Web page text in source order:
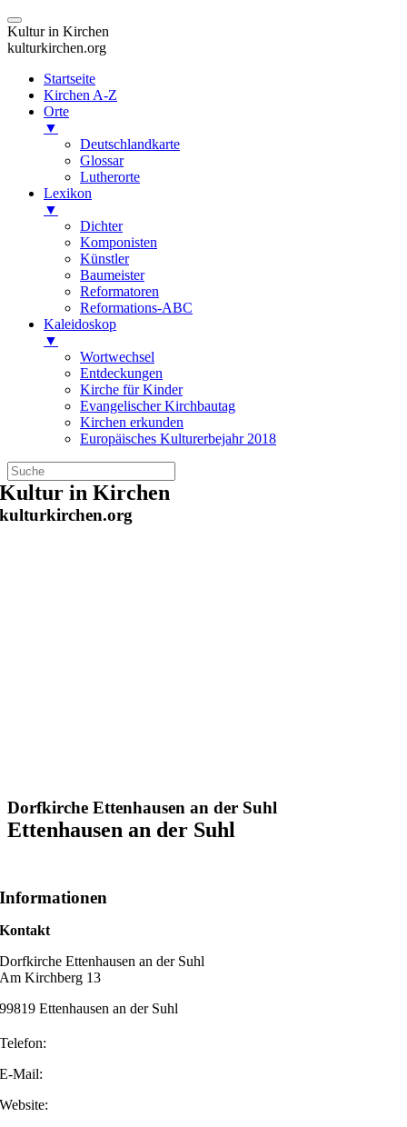
Kultur in Kirchen
kulturkirchen.org
Startseite
Kirchen A-Z
Orte
▼
Deutschlandkarte
Glossar
Lutherorte
Lexikon
▼
Dichter
Komponisten
Künstler
Baumeister
Reformatoren
Reformations-ABC
Kaleidoskop
▼
Wortwechsel
Entdeckungen
Kirche für Kinder
Evangelischer Kirchbautag
Kirchen erkunden
Europäisches Kulturerbejahr 2018
Zum
Inhalt
springen
Kultur in Kirchen
kulturkirchen.org
Dorfkirche Ettenhausen an der Suhl
Ettenhausen an der Suhl
Informationen
Kontakt
Dorfkirche Ettenhausen an der Suhl
Am Kirchberg 13
99819 Ettenhausen an der Suhl
Telefon:
E-Mail:
Website: